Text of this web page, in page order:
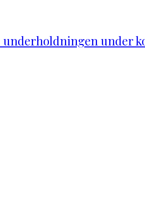
underholdningen under